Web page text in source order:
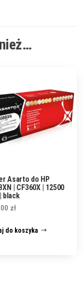
Asarto do HP
| CF360X | 12500
black
zł
do koszyka